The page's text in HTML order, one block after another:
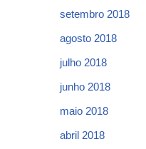
setembro 2018
agosto 2018
julho 2018
junho 2018
maio 2018
abril 2018